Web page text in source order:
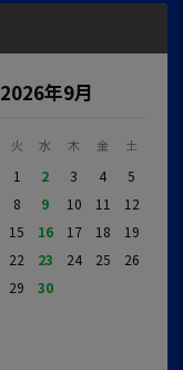
2026年9月
火 水 木 金 土
1 2 3 4
5
8 9 10 11
12
15 16 17 18
19
22 23 24 25
26
29 30